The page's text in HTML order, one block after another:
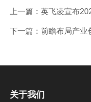
上一篇： 英飞凌宣布
下一篇： 前瞻布局产业
关于我们